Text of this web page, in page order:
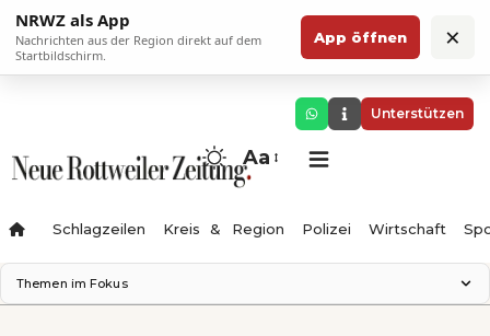
NRWZ als App
Nachrichten aus der Region direkt auf dem
Startbildschirm.
App öffnen ×
Unterstützen
Aa
Schlagzeilen Kreis & Region Polizei Wirtschaft
Themen im Fokus